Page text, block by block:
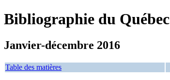
Bibliographie du Québec
Janvier-décembre 2016
Table des matières